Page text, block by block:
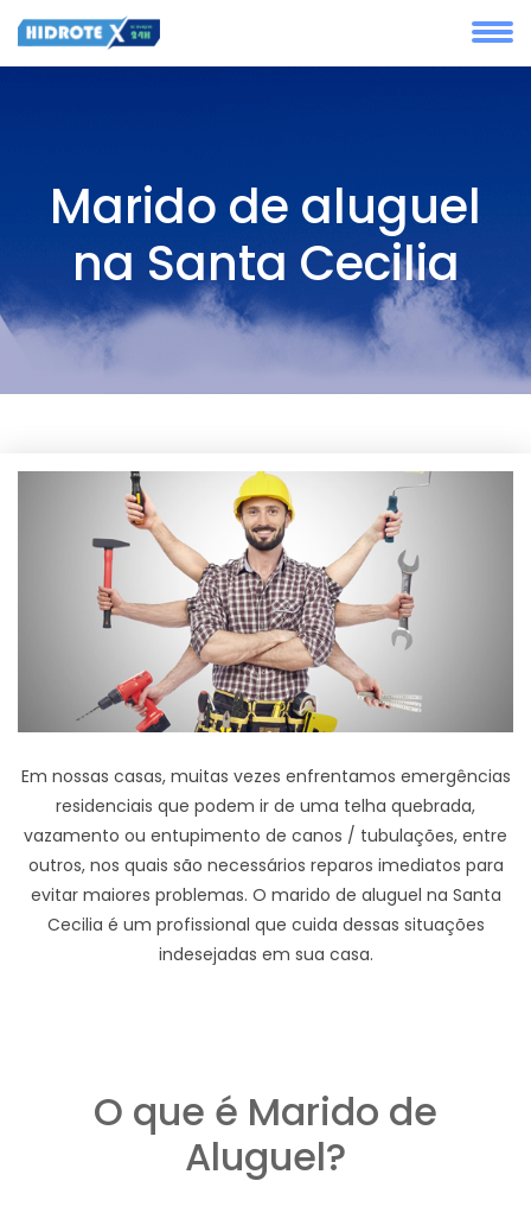
Marido de aluguel
na Santa Cecilia
Em nossas casas, muitas vezes enfrentamos emergências
residenciais que podem ir de uma telha quebrada,
vazamento ou entupimento de canos / tubulações, entre
outros, nos quais são necessários reparos imediatos para
evitar maiores problemas. O marido de aluguel na Santa
Cecilia é um profissional que cuida dessas situações
indesejadas em sua casa.
O que é Marido de
Aluguel?